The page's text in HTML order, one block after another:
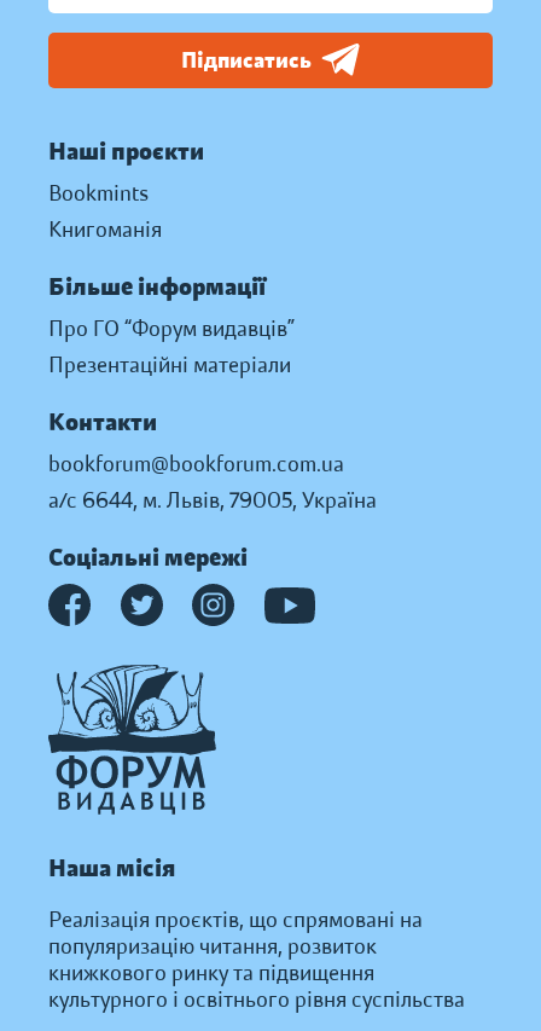
Підписатись
Наші проєкти
Bookmints
Книгоманія
Більше інформації
Про ГО “Форум видавців”
Презентаційні матеріали
Контакти
bookforum@bookforum.com.ua
а/с 6644, м. Львів, 79005, Україна
Соціальні мережі
Наша місія
Реалізація проєктів, що спрямовані на
популяризацію читання, розвиток
книжкового ринку та підвищення
культурного і освітнього рівня суспільства